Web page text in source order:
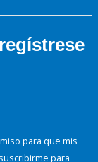
para que mis
para